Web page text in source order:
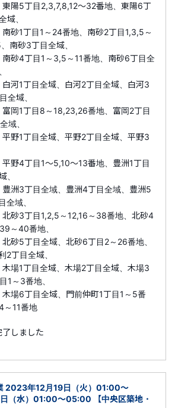
～32番地、東陽6丁
域、
24番地、南砂2丁目1,3,5～
南砂3丁目全域、
3,5～11番地、南砂6丁目全
、白河2丁目全域、白河3
全域、
18,23,26番地、富岡2丁目
域、
、平野2丁目全域、平野3
5,10～13番地、豊洲1丁目
、
、豊洲4丁目全域、豊洲5
全域、
～12,16～38番地、北砂4
～40番地、
、北砂6丁目2～26番地、
2丁目全域、
、木場2丁目全域、木場3
1～3番地、
、門前仲町1丁目1～5番
～11番地
了しました
2023年12月19日（火）01:00～
（水）01:00～05:00 【中央区築地・